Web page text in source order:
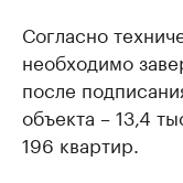
Согласно
необходимо
после
объекта – 13,4
196 квартир.